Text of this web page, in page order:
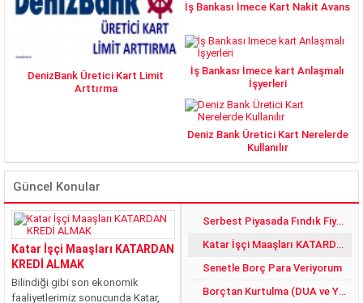
DenizBank Üretici Kart Limit
Arttırma
İş Bankası İmece Kart Nakit Avans
İş Bankası İmece kart Anlaşmalı
İşyerleri
Deniz Bank Üretici Kart Nerelerde
Kullanılır
Güncel Konular
Katar İşçi Maaşları KATARDAN
KREDİ ALMAK
Bilindiği gibi son ekonomik
faaliyetlerimiz sonucunda Katar,
Serbest Piyasada Fındık Fiyatları 2018 DE YÜZLER GÜLER:)
Katar İşçi Maaşları KATARDAN KREDİ ALMAK
Senetle Borç Para Veriyorum
Borçtan Kurtulma (DUA ve YÖNTEMLER)